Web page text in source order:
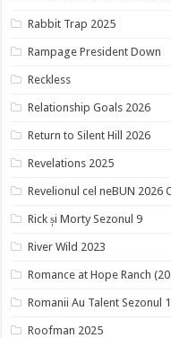
Rabbit Trap 2025
Rampage President Down
Reckless
Relationship Goals 2026
Return to Silent Hill 2026
Revelations 2025
Revelionul cel neBUN 2026
Rick și Morty Sezonul 9
River Wild 2023
Romance at Hope Ranch
Romanii Au Talent Sezonul
Roofman 2025